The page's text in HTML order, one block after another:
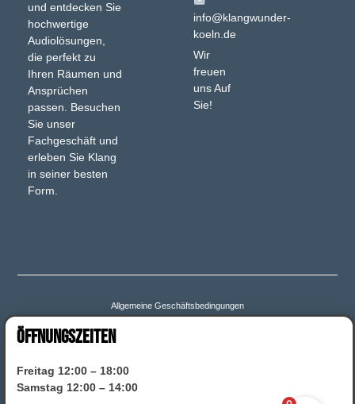
und entdecken Sie
hochwertige
Audiolösungen,
die perfekt zu
Ihren Räumen und
Ansprüchen
passen. Besuchen
Sie unser
Fachgeschäft und
erleben Sie Klang
in seiner besten
Form.
info@klangwunder-
koeln.de
Wir
freuen
uns Auf
Sie!
Allgemeine Geschäftsbedingungen
Bestellung bestätigen & absenden
Widerruf für digitale Inhalte
ÖFFNUNGSZEITEN
Freitag 12:00 – 18:00
Samstag 12:00 – 14:00